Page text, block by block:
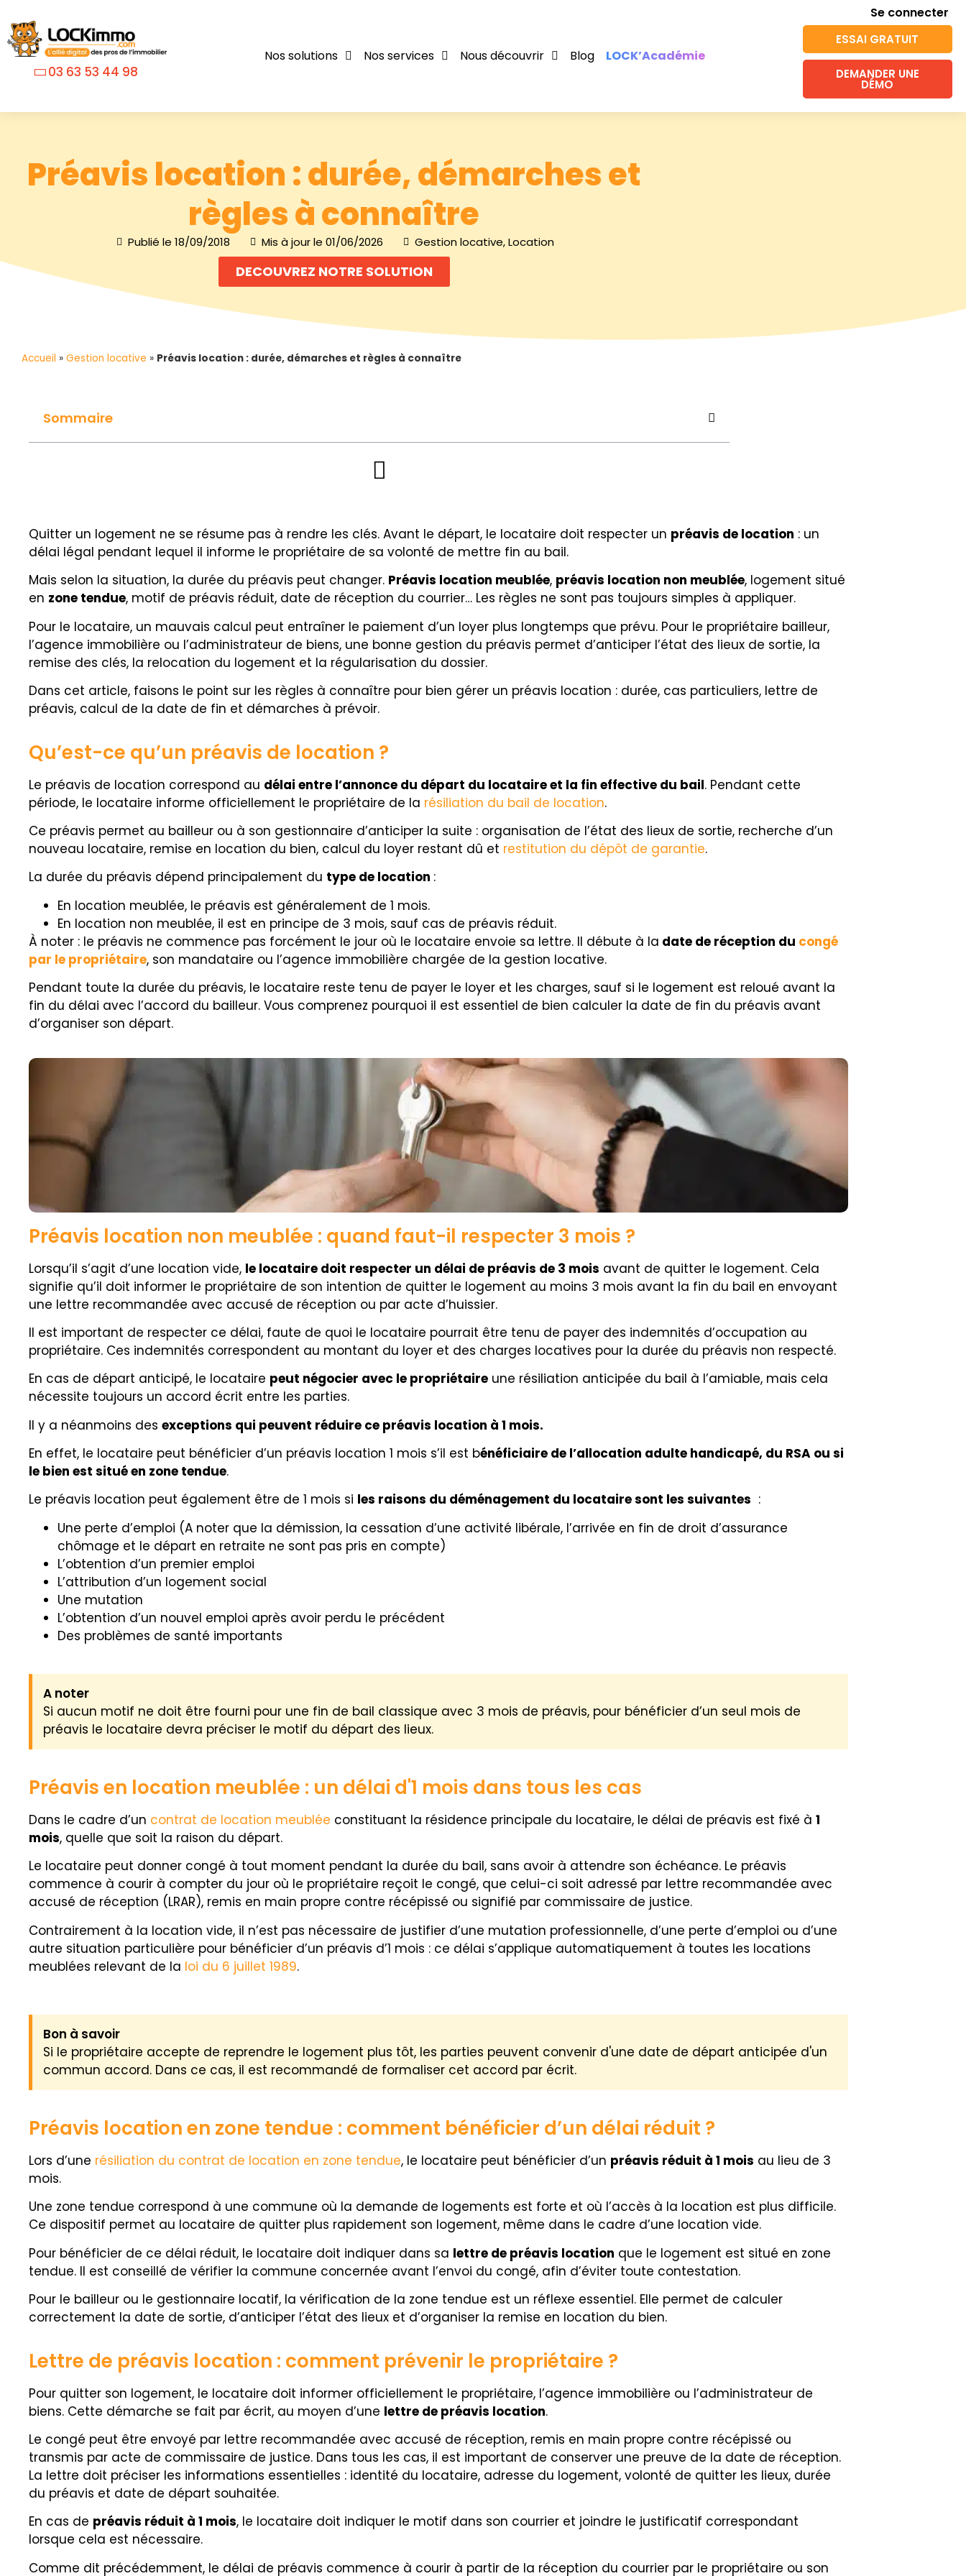
03 63 53 44 98
Nos solutions Nos services Nous découvrir Blog LOCK’Académie
Se connecter
ESSAI GRATUIT
DEMANDER UNE
DÉMO
Préavis location : durée, démarches et
règles à connaître
Publié le 18/09/2018 Mis à jour le 01/06/2026 Gestion locative,Location
DECOUVREZ NOTRE SOLUTION
Accueil » Gestion locative » Préavis location : durée, démarches et règles à connaître
Sommaire
Quitter un logement ne se résume pas à rendre les clés. Avant le départ, le locataire doit respecter un préavis de location : un
délai légal pendant lequel il informe le propriétaire de sa volonté de mettre fin au bail.
Mais selon la situation, la durée du préavis peut changer. Préavis location meublée, préavis location non meublée, logement situé
en zone tendue, motif de préavis réduit, date de réception du courrier… Les règles ne sont pas toujours simples à appliquer.
Pour le locataire, un mauvais calcul peut entraîner le paiement d’un loyer plus longtemps que prévu. Pour le propriétaire bailleur,
l’agence immobilière ou l’administrateur de biens, une bonne gestion du préavis permet d’anticiper l’état des lieux de sortie, la
remise des clés, la relocation du logement et la régularisation du dossier.
Dans cet article, faisons le point sur les règles à connaître pour bien gérer un préavis location : durée, cas particuliers, lettre de
préavis, calcul de la date de fin et démarches à prévoir.
Qu’est-ce qu’un préavis de location ?
Le préavis de location correspond au délai entre l’annonce du départ du locataire et la fin effective du bail. Pendant cette
période, le locataire informe officiellement le propriétaire de la résiliation du bail de location.
Ce préavis permet au bailleur ou à son gestionnaire d’anticiper la suite : organisation de l’état des lieux de sortie, recherche d’un
nouveau locataire, remise en location du bien, calcul du loyer restant dû et restitution du dépôt de garantie.
La durée du préavis dépend principalement du type de location :
En location meublée, le préavis est généralement de 1 mois.
En location non meublée, il est en principe de 3 mois, sauf cas de préavis réduit.
À noter : le préavis ne commence pas forcément le jour où le locataire envoie sa lettre. Il débute à la date de réception du congé
par le propriétaire, son mandataire ou l’agence immobilière chargée de la gestion locative.
Pendant toute la durée du préavis, le locataire reste tenu de payer le loyer et les charges, sauf si le logement est reloué avant la
fin du délai avec l’accord du bailleur. Vous comprenez pourquoi il est essentiel de bien calculer la date de fin du préavis avant
d’organiser son départ.
Préavis location non meublée : quand faut-il respecter 3 mois ?
Lorsqu’il s’agit d’une location vide, le locataire doit respecter un délai de préavis de 3 mois avant de quitter le logement. Cela
signifie qu’il doit informer le propriétaire de son intention de quitter le logement au moins 3 mois avant la fin du bail en envoyant
une lettre recommandée avec accusé de réception ou par acte d’huissier.
Il est important de respecter ce délai, faute de quoi le locataire pourrait être tenu de payer des indemnités d’occupation au
propriétaire. Ces indemnités correspondent au montant du loyer et des charges locatives pour la durée du préavis non respecté.
En cas de départ anticipé, le locataire peut négocier avec le propriétaire une résiliation anticipée du bail à l’amiable, mais cela
nécessite toujours un accord écrit entre les parties.
Il y a néanmoins des exceptions qui peuvent réduire ce préavis location à 1 mois.
En effet, le locataire peut bénéficier d’un préavis location 1 mois s’il est bénéficiaire de l’allocation adulte handicapé, du RSA ou si
le bien est situé en zone tendue.
Le préavis location peut également être de 1 mois si les raisons du déménagement du locataire sont les suivantes :
Une perte d’emploi (A noter que la démission, la cessation d’une activité libérale, l’arrivée en fin de droit d’assurance
chômage et le départ en retraite ne sont pas pris en compte)
L’obtention d’un premier emploi
L’attribution d’un logement social
Une mutation
L’obtention d’un nouvel emploi après avoir perdu le précédent
Des problèmes de santé importants
A noter
Si aucun motif ne doit être fourni pour une fin de bail classique avec 3 mois de préavis, pour bénéficier d’un seul mois de
préavis le locataire devra préciser le motif du départ des lieux.
Préavis en location meublée : un délai d'1 mois dans tous les cas
Dans le cadre d’un contrat de location meublée constituant la résidence principale du locataire, le délai de préavis est fixé à 1
mois, quelle que soit la raison du départ.
Le locataire peut donner congé à tout moment pendant la durée du bail, sans avoir à attendre son échéance. Le préavis
commence à courir à compter du jour où le propriétaire reçoit le congé, que celui-ci soit adressé par lettre recommandée avec
accusé de réception (LRAR), remis en main propre contre récépissé ou signifié par commissaire de justice.
Contrairement à la location vide, il n’est pas nécessaire de justifier d’une mutation professionnelle, d’une perte d’emploi ou d’une
autre situation particulière pour bénéficier d’un préavis d’1 mois : ce délai s’applique automatiquement à toutes les locations
meublées relevant de la loi du 6 juillet 1989.
Bon à savoir
Si le propriétaire accepte de reprendre le logement plus tôt, les parties peuvent convenir d'une date de départ anticipée d'un
commun accord. Dans ce cas, il est recommandé de formaliser cet accord par écrit.
Préavis location en zone tendue : comment bénéficier d’un délai réduit ?
Lors d’une résiliation du contrat de location en zone tendue, le locataire peut bénéficier d’un préavis réduit à 1 mois au lieu de 3
mois.
Une zone tendue correspond à une commune où la demande de logements est forte et où l’accès à la location est plus difficile.
Ce dispositif permet au locataire de quitter plus rapidement son logement, même dans le cadre d’une location vide.
Pour bénéficier de ce délai réduit, le locataire doit indiquer dans sa lettre de préavis location que le logement est situé en zone
tendue. Il est conseillé de vérifier la commune concernée avant l’envoi du congé, afin d’éviter toute contestation.
Pour le bailleur ou le gestionnaire locatif, la vérification de la zone tendue est un réflexe essentiel. Elle permet de calculer
correctement la date de sortie, d’anticiper l’état des lieux et d’organiser la remise en location du bien.
Lettre de préavis location : comment prévenir le propriétaire ?
Pour quitter son logement, le locataire doit informer officiellement le propriétaire, l’agence immobilière ou l’administrateur de
biens. Cette démarche se fait par écrit, au moyen d’une lettre de préavis location.
Le congé peut être envoyé par lettre recommandée avec accusé de réception, remis en main propre contre récépissé ou
transmis par acte de commissaire de justice. Dans tous les cas, il est important de conserver une preuve de la date de réception.
La lettre doit préciser les informations essentielles : identité du locataire, adresse du logement, volonté de quitter les lieux, durée
du préavis et date de départ souhaitée.
En cas de préavis réduit à 1 mois, le locataire doit indiquer le motif dans son courrier et joindre le justificatif correspondant
lorsque cela est nécessaire.
Comme dit précédemment, le délai de préavis commence à courir à partir de la réception du courrier par le propriétaire ou son